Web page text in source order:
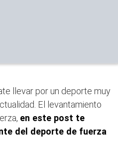
llevar por un deporte muy
El levantamiento
en este post te
del deporte de fuerza